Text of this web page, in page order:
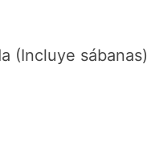
(Incluye sábanas)